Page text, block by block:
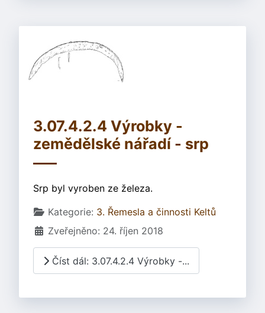
3.07.4.2.4 Výrobky -
zemědělské nářadí - srp
Srp byl vyroben ze železa.
Základní údaje
Kategorie: 3. Řemesla a činnosti Keltů
Zveřejněno: 24. říjen 2018
Číst dál: 3.07.4.2.4 Výrobky -...